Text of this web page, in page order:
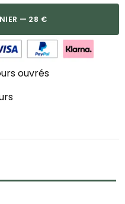
— 28 €
ouvrés